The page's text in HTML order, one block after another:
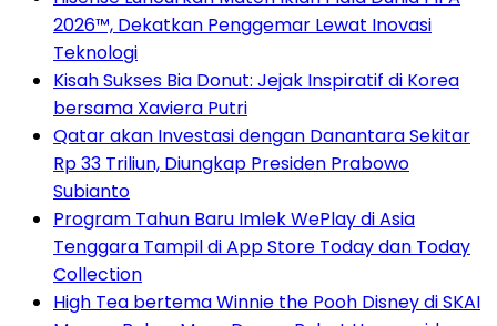
2026™, Dekatkan Penggemar Lewat Inovasi
Teknologi
Kisah Sukses Bia Donut: Jejak Inspiratif di Korea
bersama Xaviera Putri
Qatar akan Investasi dengan Danantara Sekitar
Rp 33 Triliun, Diungkap Presiden Prabowo
Subianto
Program Tahun Baru Imlek WePlay di Asia
Tenggara Tampil di App Store Today dan Today
Collection
High Tea bertema Winnie the Pooh Disney di SKAI